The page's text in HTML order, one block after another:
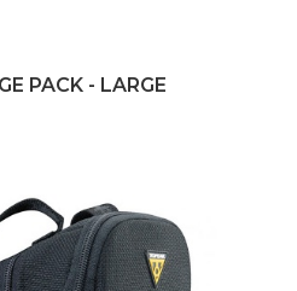
PACK - LARGE